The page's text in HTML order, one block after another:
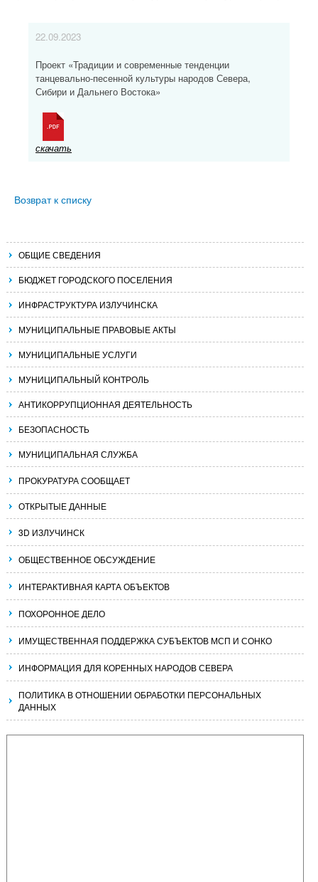
22.09.2023
Проект «Традиции и современные тенденции
танцевально-песенной культуры народов Севера,
Сибири и Дальнего Востока»
скачать
Возврат к списку
ОБЩИЕ СВЕДЕНИЯ
БЮДЖЕТ ГОРОДСКОГО ПОСЕЛЕНИЯ
ИНФРАСТРУКТУРА ИЗЛУЧИНСКА
МУНИЦИПАЛЬНЫЕ ПРАВОВЫЕ АКТЫ
МУНИЦИПАЛЬНЫЕ УСЛУГИ
МУНИЦИПАЛЬНЫЙ КОНТРОЛЬ
АНТИКОРРУПЦИОННАЯ ДЕЯТЕЛЬНОСТЬ
БЕЗОПАСНОСТЬ
МУНИЦИПАЛЬНАЯ СЛУЖБА
ПРОКУРАТУРА СООБЩАЕТ
ОТКРЫТЫЕ ДАННЫЕ
3D ИЗЛУЧИНСК
ОБЩЕСТВЕННОЕ ОБСУЖДЕНИЕ
ИНТЕРАКТИВНАЯ КАРТА ОБЪЕКТОВ
ПОХОРОННОЕ ДЕЛО
ИМУЩЕСТВЕННАЯ ПОДДЕРЖКА СУБЪЕКТОВ МСП И СОНКО
ИНФОРМАЦИЯ ДЛЯ КОРЕННЫХ НАРОДОВ СЕВЕРА
ПОЛИТИКА В ОТНОШЕНИИ ОБРАБОТКИ ПЕРСОНАЛЬНЫХ
ДАННЫХ